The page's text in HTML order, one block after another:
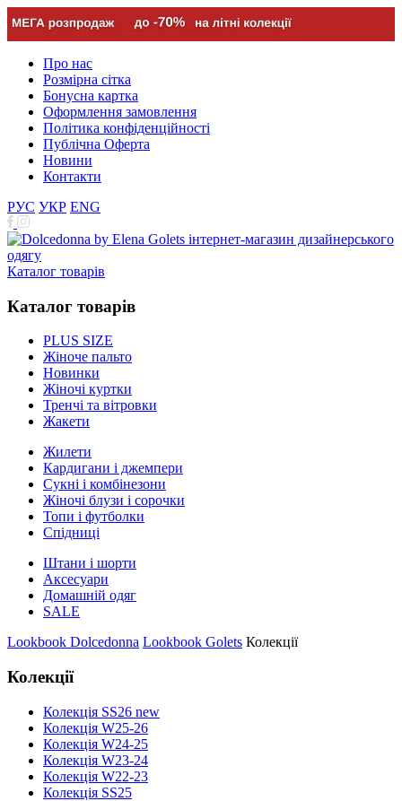
Про нас
Розмірна сітка
Бонусна картка
Оформлення замовлення
Політика конфіденційності
Публічна Оферта
Новини
Контакти
РУС УКР ENG
Каталог товарів
Каталог товарів
PLUS SIZE
Жіноче пальто
Новинки
Жіночі куртки
Тренчі та вітровки
Жакети
Жилети
Кардигани і джемпери
Сукні і комбінезони
Жіночі блузи і сорочки
Топи і футболки
Спідниці
Штани і шорти
Аксесуари
Домашній одяг
SALE
Lookbook Dolcedonna Lookbook Golets Колекції
Колекції
Колекція SS26 new
Колекція W25-26
Колекція W24-25
Колекція W23-24
Колекція W22-23
Колекція SS25